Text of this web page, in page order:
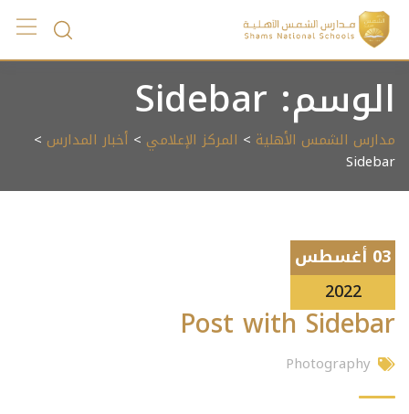
Skip
content
الوسم: Sidebar
مدارس الشمس الأهلية > المركز الإعلامي > أخبار المدارس >
Sidebar
03 أغسطس
2022
Post with Sidebar
Photography